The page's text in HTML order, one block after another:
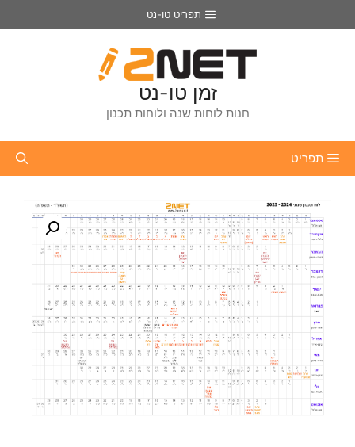
לתוכן
תפריט טו-נט
זמן טו-נט
חנות לוחות שנה ולוחות תכנון
תפריט